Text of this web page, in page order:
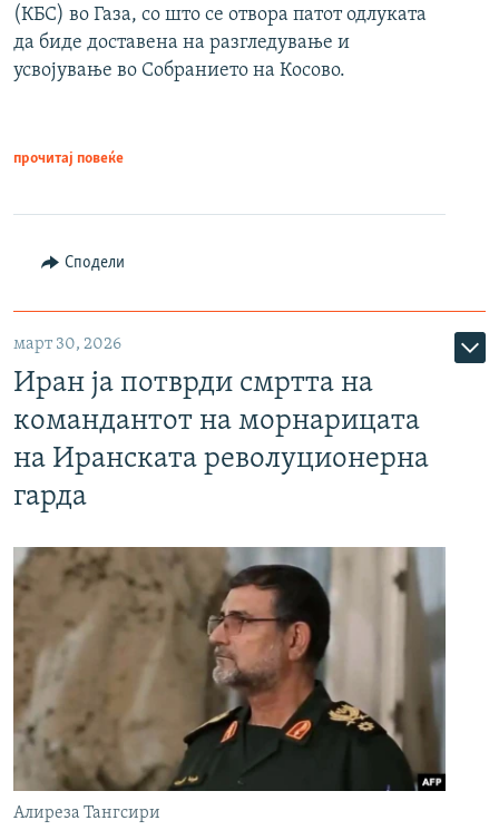
(КБС) во Газа, со што се отвора патот одлуката
да биде доставена на разгледување и
усвојување во Собранието на Косово.
прочитај повеќе
Сподели
март 30, 2026
Иран ја потврди смртта на
командантот на морнарицата
на Иранската револуционерна
гарда
Алиреза Тангсири